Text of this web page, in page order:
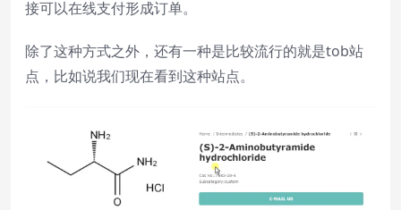
Duration0:00
Stream TypeLIVE
Seek to live, currently behind liveLIVE
Playback Rate
Chapters
接可以在线支付形成订单。
除了这种方式之外，还有一种是比较流行的就是tob站
点，比如说我们现在看到这种站点。